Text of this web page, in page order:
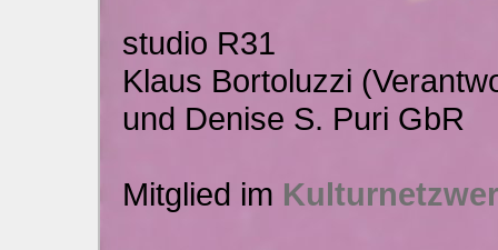
studio R31
Klaus Bortoluzzi
und Denise S. Puri GbR
Mitglied im